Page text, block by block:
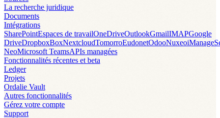
La recherche juridique
Documents
Intégrations
SharePointEspaces de travailOneDriveOutlookGmailIMAPGoogle
DriveDropboxBoxNextcloudTomorroEudonetOdooNuxeoiManage
NeoMicrosoft TeamsAPIs managées
Fonctionnalités récentes et beta
Ledger
Projets
Ordalie Vault
Autres fonctionnalités
Gérez votre compte
Support